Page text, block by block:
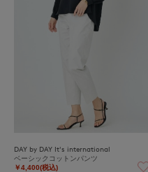
DAY by DAY It's international
ベーシックコットンパンツ
￥4,400(税込)